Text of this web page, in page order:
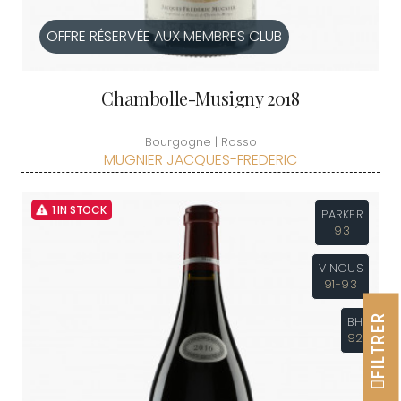
OFFRE RÉSERVÉE AUX MEMBRES CLUB
Chambolle-Musigny 2018
Bourgogne | Rosso
MUGNIER JACQUES-FREDERIC
1 IN STOCK
PARKER
93
VINOUS
91-93
BH
92 FILTRER